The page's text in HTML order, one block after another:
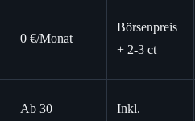
0 €/Monat
Börsenpreis
+ 2-3 ct
Ab 30
Inkl.